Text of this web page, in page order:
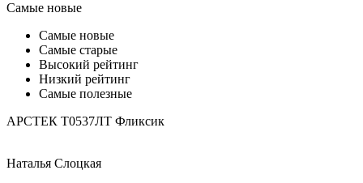
Самые новые
Самые новые
Самые старые
Высокий рейтинг
Низкий рейтинг
Самые полезные
АРСТЕК Т0537ЛТ Фликсик
Наталья Слоцкая